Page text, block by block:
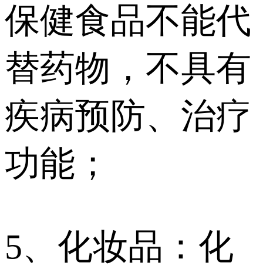
保健食品不能代
替药物，不具有
疾病预防、治疗
功能；
5、化妆品：化